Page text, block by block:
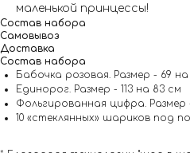
маленькой принцессы!
Состав набора
Самовывоз
Доставка
Состав набора
Бабочка розовая. Размер - 69 на
Единорог. Размер - 113 на 83 см
Фольгированная цифра. Размер
10 «стеклянных» шариков под